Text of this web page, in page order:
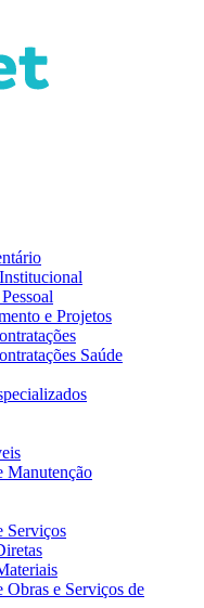
e Projetos
Saúde
Manutenção
Serviços
Obras e Serviços de